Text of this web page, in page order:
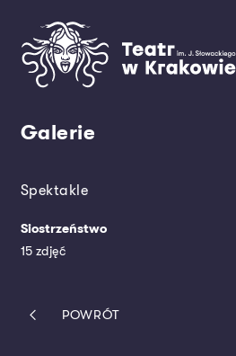
Galerie
Spektakle
Siostrzeństwo
15 zdjęć
POWRÓT